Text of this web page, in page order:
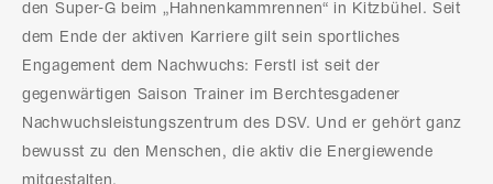
den Super-G beim „Hahnenkammrennen“ in Kitzbühel. Seit
dem Ende der aktiven Karriere gilt sein sportliches
Engagement dem Nachwuchs: Ferstl ist seit der
gegenwärtigen Saison Trainer im Berchtesgadener
Nachwuchsleistungszentrum des DSV. Und er gehört ganz
bewusst zu den Menschen, die aktiv die Energiewende
mitgestalten.